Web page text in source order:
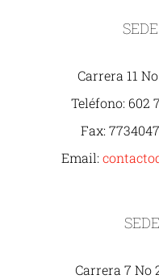
Carrera 11
Teléfono: 602
Fax:
Email:
Carrera 7 No